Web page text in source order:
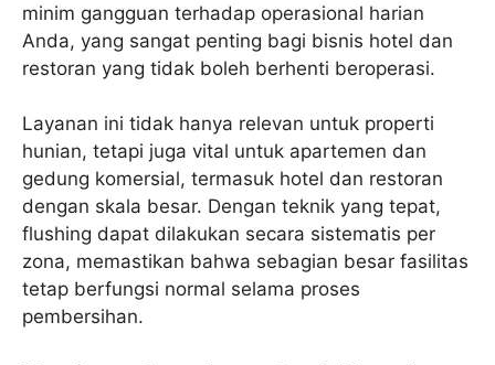
minim gangguan terhadap operasional harian
Anda, yang sangat penting bagi bisnis hotel dan
restoran yang tidak boleh berhenti beroperasi.
Layanan ini tidak hanya relevan untuk properti
hunian, tetapi juga vital untuk apartemen dan
gedung komersial, termasuk hotel dan restoran
dengan skala besar. Dengan teknik yang tepat,
flushing dapat dilakukan secara sistematis per
zona, memastikan bahwa sebagian besar fasilitas
tetap berfungsi normal selama proses
pembersihan.